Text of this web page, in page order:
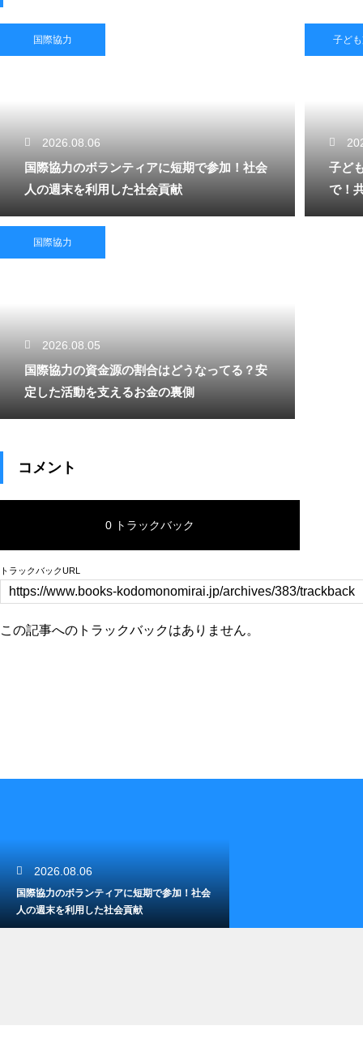
国際協力
2026.08.06
国際協力のボランティアに短期で参加！社会
人の週末を利用した社会貢献
子ど
子ど
で！
国際協力
2026.08.05
国際協力の資金源の割合はどうなってる？安
定した活動を支えるお金の裏側
コメント
0 トラックバック
トラックバックURL
この記事へのトラックバックはありません。
2026.08.06
国際協力のボランティアに短期で参加！社会
人の週末を利用した社会貢献